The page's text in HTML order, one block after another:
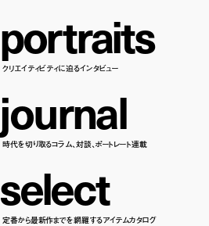
portraits
クリエイティビティに迫るインタビュー
journal
時代を切り取るコラム、対談、ポートレート連載
select
定番から最新作までを網羅するアイテムカタログ